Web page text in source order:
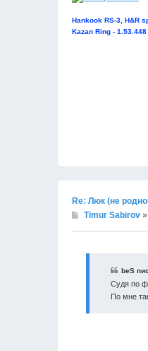
Hankook RS-3, H&R
Kazan Ring -
Re: Люк (не
Timur Sabirov
beS
Судя по
По мне